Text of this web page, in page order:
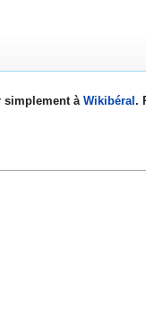
simplement à Wikibéral .